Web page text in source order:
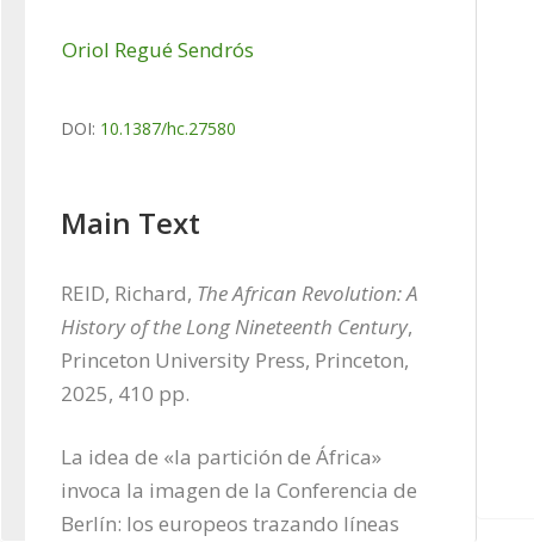
Oriol Regué Sendrós
DOI: 10.1387/hc.27580
Main Text
REID, Richard, The African Revolution: A
History of the Long Nineteenth Century,
Princeton University Press, Princeton,
2025, 410 pp.
La idea de «la partición de África»
invoca la imagen de la Conferencia de
Berlín: los europeos trazando líneas